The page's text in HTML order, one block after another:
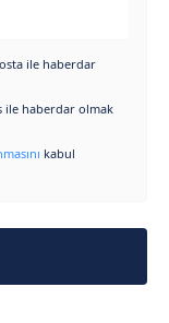
ile haberdar
ile haberdar olmak
kabul